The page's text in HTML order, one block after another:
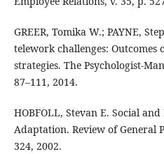
GREER, Tomika W.; PAYNE,
telework challenges: Outcomes
strategies. The Psychologist-
87–111, 2014.
HOBFOLL, Stevan E. Social
Adaptation. Review of General
324, 2002.